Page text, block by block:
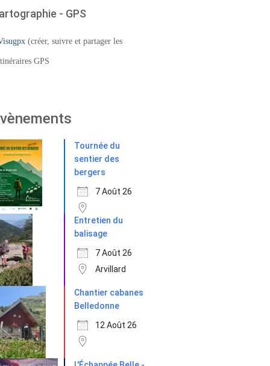
- GPS
(créer, suivre et partager les
GPS
Tournée du
sentier des
bergers
7 Août 26
Entretien du
balisage
7 Août 26
Arvillard
Chantier cabanes
Belledonne
12 Août 26